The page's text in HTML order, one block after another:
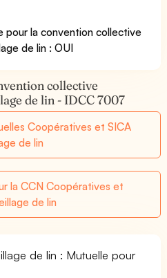
pour la convention collective
de lin : OUI
collective
de lin - IDCC 7007
Coopératives et SICA
de lin
la CCN Coopératives et
de lin
de lin : Mutuelle pour